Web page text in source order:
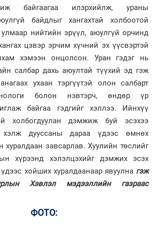
байгаагаа илэрхийлж, ураны
байдлыг хангахтай холбоотой
нийтийн эрүүл, аюулгүй орчинд
цэвэр эрчим хүчний эх үүсвэртэй
хэмээн онцолсон. Уран гэдэг нь
салбар дахь аюултай түүхий эд гэж
ухаан тэргүүтэй олон салбарт
болон нэвтэрч, өндөр үр
байгаа гэдгийг хэллээ. Ийнхүү
холбогдуулан дэмжиж буй эсэхээ
хэлж дууссаны дараа үдээс өмнөх
хуралдаан завсарлав. Хуулийн төслийг
хүрээнд хэлэлцэхийг дэмжих эсэх
хойших хуралдаанаар явуулна гэж
Хэвлэл мэдээллийн газраас
ФОТО: